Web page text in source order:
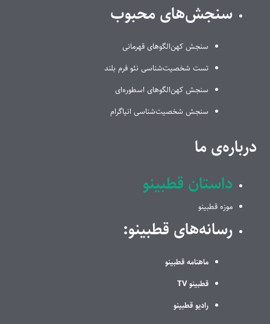
سنجش‌های محبوب
سنجش کهن‌الگوهای قهرمانی
تست شخصیت‌شناسی نئو فرم بلند
سنجش کهن‌الگوهای اسطوره‌ای
سنجش شخصیت‌شناسی انیاگرام
درباره‌ی ما
داستان قطبینو
موزه قطبینو
رسانه‌های قطبینو:
ماهنامه قطبینو
قطبینو TV
رادیو قطبینو